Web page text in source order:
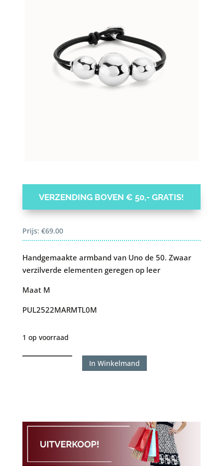
VERZENDING BOVEN € 50,- GRATIS!
Prijs: €69.00
Handgemaakte armband van Uno de 50. Zwaar
verzilverde elementen geregen op leer
Maat M
PUL2522MARMTL0M
1 op voorraad
aantal
In Winkelmand